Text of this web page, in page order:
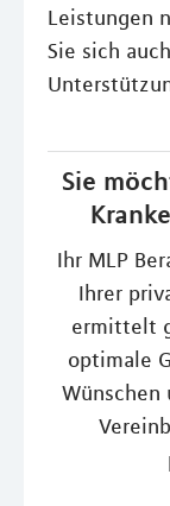
Leistungen
Sie sich
Sie
Ihr MLP
Ihrer
ermittelt
optimale
Wünschen